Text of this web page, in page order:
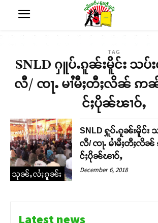
TAG
SNLD ႁူပ်ႉၵူၼ်းမိူင်း သ
လီ/ ၸႃႉ မၢႆမီႈတီႈလိၼ်
င်ႈပိုၼ်ၽၢဝ်ႇ
သုၼ်ႇလႆႈၵူၼ်း
SNLD ႁူပ်ႉၵူၼ်းမိူင်
လီ/ ၸႃႉ မၢႆမီႈတီႈ
င်ႈပိုၼ်ၽၢဝ်ႇ
December 6, 2018
Latest news